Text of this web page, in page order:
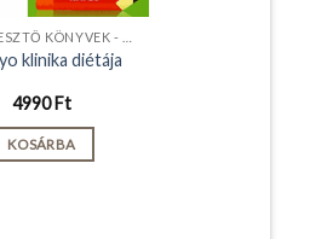
klinika diétája
4990Ft
KOSÁRBA